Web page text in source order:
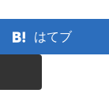
はてブ